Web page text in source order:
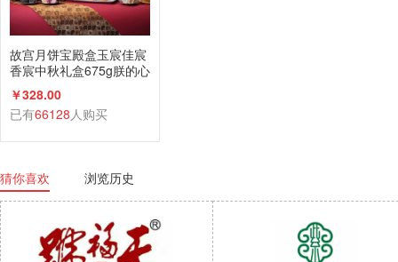
故宫月饼宝殿盒玉宸佳宸
香宸中秋礼盒675g朕的心
意礼广式蛋黄莲蓉
￥328.00
已有66128人购买
猜你喜欢 浏览历史